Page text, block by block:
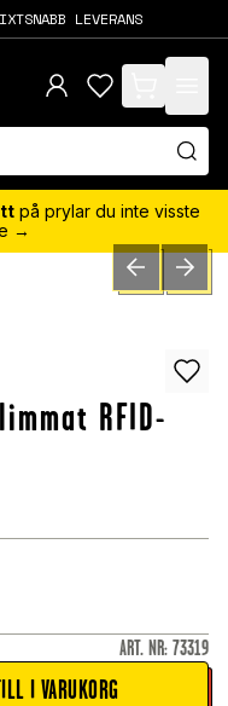
LEVERANS
items in cart,
på prylar du inte visste
→
PREVIOUSNEXT
RFID-
ART. NR: 73319
I VARUKORG